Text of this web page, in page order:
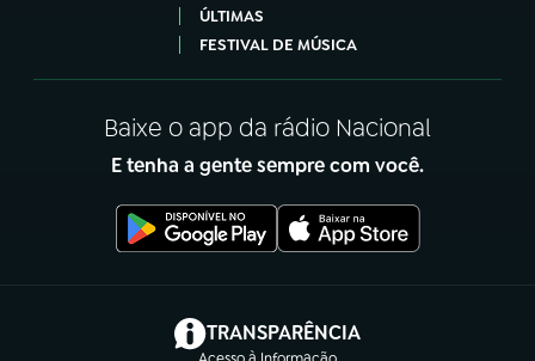
ÚLTIMAS
FESTIVAL DE MÚSICA
Baixe o app da rádio Nacional
E tenha a gente sempre com você.
TRANSPARÊNCIA
(abre em nova aba)